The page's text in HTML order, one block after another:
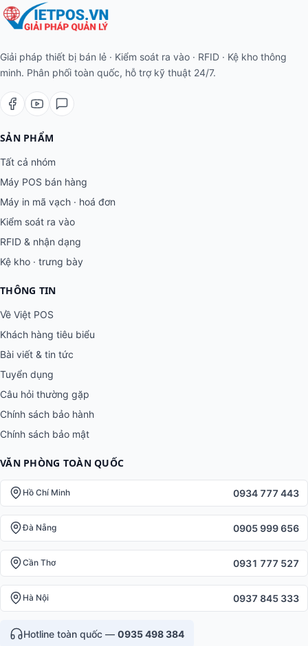
Giải pháp thiết bị bán lẻ · Kiểm soát ra vào · RFID · Kệ kho thông
minh. Phân phối toàn quốc, hỗ trợ kỹ thuật 24/7.
SẢN PHẨM
Tất cả nhóm
Máy POS bán hàng
Máy in mã vạch · hoá đơn
Kiểm soát ra vào
RFID & nhận dạng
Kệ kho · trưng bày
THÔNG TIN
Về Việt POS
Khách hàng tiêu biểu
Bài viết & tin tức
Tuyển dụng
Câu hỏi thường gặp
Chính sách bảo hành
Chính sách bảo mật
VĂN PHÒNG TOÀN QUỐC
Hồ Chí Minh 0934 777 443
Đà Nẵng 0905 999 656
Cần Thơ 0931 777 527
Hà Nội 0937 845 333
Hotline toàn quốc — 0935 498 384